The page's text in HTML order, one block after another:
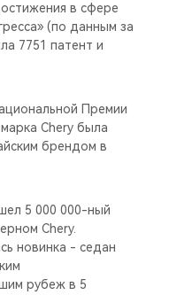
в сфере
(по данным за
7751 патент и
Премии
Chery была
брендом в
5 000 000-ный
Сhery.
новинка - седан
рубеж в 5